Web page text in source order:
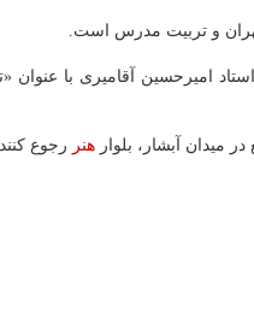
و تربیت مدرس است.
هنر رجوع کنند.